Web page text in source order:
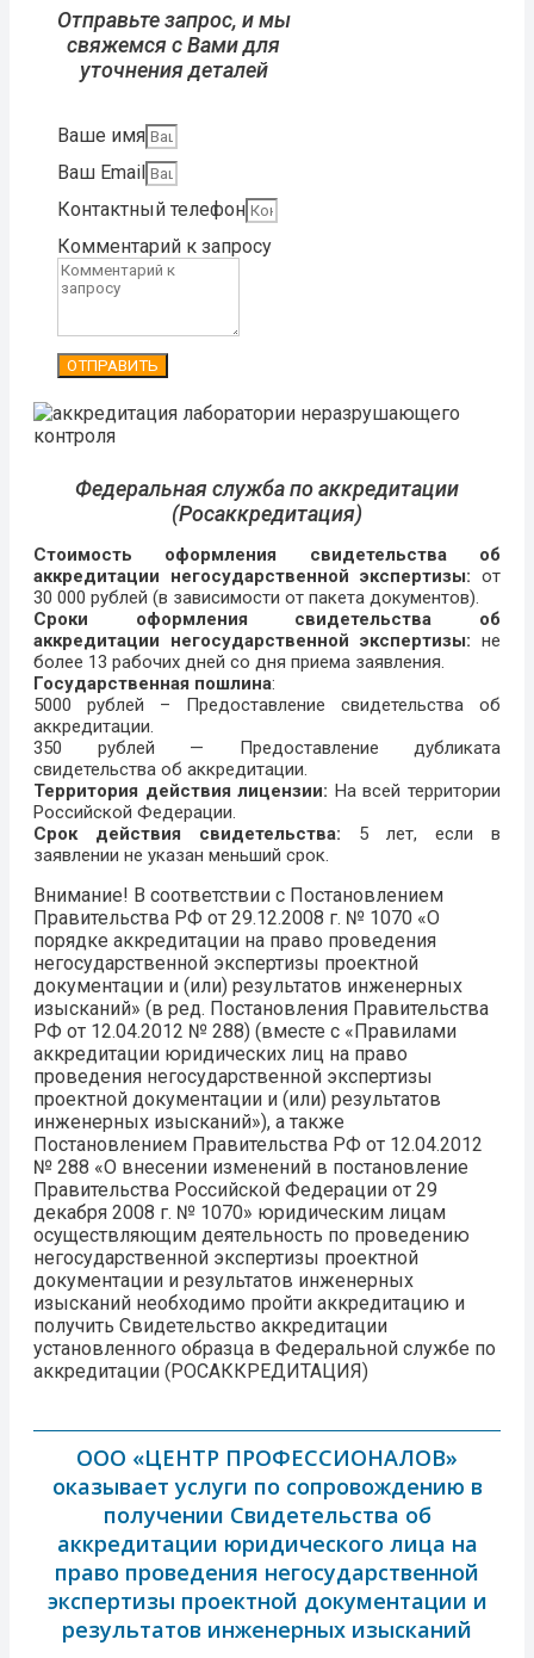
Отправьте запрос, и мы
свяжемся с Вами для
уточнения деталей
Ваше имя
Ваш Email
Контактный телефон
Комментарий к запросу
ОТПРАВИТЬ
Федеральная служба по аккредитации
(Росаккредитация)
Стоимость оформления свидетельства об
аккредитации негосударственной экспертизы: от
30 000 рублей (в зависимости от пакета документов).
Сроки оформления свидетельства об
аккредитации негосударственной экспертизы: не
более 13 рабочих дней со дня приема заявления.
Государственная пошлина:
5000 рублей – Предоставление свидетельства об
аккредитации.
350 рублей — Предоставление дубликата
свидетельства об аккредитации.
Территория действия лицензии: На всей территории
Российской Федерации.
Срок действия свидетельства: 5 лет, если в
заявлении не указан меньший срок.
Внимание! В соответствии с Постановлением
Правительства РФ от 29.12.2008 г. № 1070 «О
порядке аккредитации на право проведения
негосударственной экспертизы проектной
документации и (или) результатов инженерных
изысканий» (в ред. Постановления Правительства
РФ от 12.04.2012 № 288) (вместе с «Правилами
аккредитации юридических лиц на право
проведения негосударственной экспертизы
проектной документации и (или) результатов
инженерных изысканий»), а также
Постановлением Правительства РФ от 12.04.2012
№ 288 «О внесении изменений в постановление
Правительства Российской Федерации от 29
декабря 2008 г. № 1070» юридическим лицам
осуществляющим деятельность по проведению
негосударственной экспертизы проектной
документации и результатов инженерных
изысканий необходимо пройти аккредитацию и
получить Свидетельство аккредитации
установленного образца в Федеральной службе по
аккредитации (РОСАККРЕДИТАЦИЯ)
ООО «ЦЕНТР ПРОФЕССИОНАЛОВ»
оказывает услуги по сопровождению в
получении Свидетельства об
аккредитации юридического лица на
право проведения негосударственной
экспертизы проектной документации и
результатов инженерных изысканий